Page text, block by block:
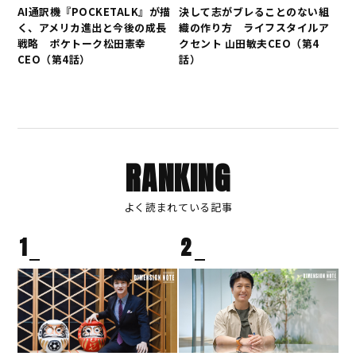
AI通訳機『POCKETALK』が描
く、アメリカ進出と今後の成長
戦略 ポケトーク松田憲幸
CEO（第4話）
決して志がブレることのない組
織の作り方 ライフスタイルア
クセント 山田敏夫CEO（第4
話）
RANKING
よく読まれている記事
1 2